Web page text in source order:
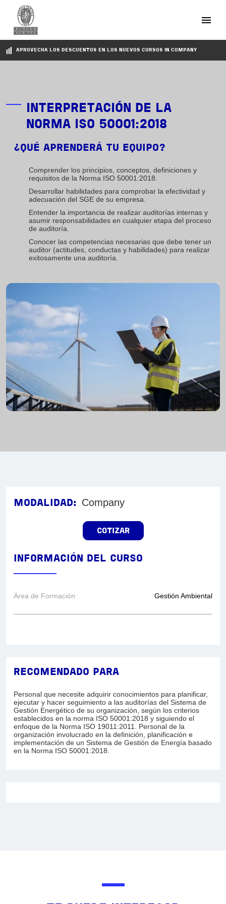
Pasar al contenido principal
APROVECHA LOS DESCUENTOS EN LOS NUEVOS CURSOS IN COMPANY
INTERPRETACIÓN DE LA
NORMA ISO 50001:2018
¿QUÉ APRENDERÁ TU EQUIPO?
Comprender los principios, conceptos, definiciones y
requisitos de la Norma ISO 50001:2018.
Desarrollar habilidades para comprobar la efectividad y
adecuación del SGE de su empresa.
Entender la importancia de realizar auditorías internas y
asumir responsabilidades en cualquier etapa del proceso
de auditoría.
Conocer las competencias necesarias que debe tener un
auditor (actitudes, conductas y habilidades) para realizar
exitosamente una auditoría.
RECOMENDADO PARA
Personal que necesite adquirir conocimientos para planificar,
ejecutar y hacer seguimiento a las auditorías del Sistema de
Gestión Energético de su organización, según los criterios
establecidos en la norma ISO 50001:2018 y siguiendo el
enfoque de la Norma ISO 19011:2011. Personal de la
organización involucrado en la definición, planificación e
implementación de un Sistema de Gestión de Energía basado
en la Norma ISO 50001:2018.
MODALIDAD: Company
COTIZAR
INFORMACIÓN DEL CURSO
Área de Formación Gestión Ambiental